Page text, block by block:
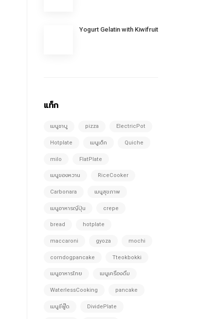
Yogurt Gelatin with Kiwifruit
แท็ก
เมนูชาบู pizza ElectricPot
Hotplate เมนูเด็ก Quiche
milo FlatPlate
เมนูของหวาน RiceCooker
Carbonara เมนูสุขภาพ
เมนูอาหารญี่ปุ่น crepe
bread hotplate
maccaroni gyoza mochi
corndogpancake Tteokbokki
เมนูอาหารไทย เมนูเครื่องดื่ม
WaterlessCooking pancake
เมนูซีฟู๊ด DividePlate